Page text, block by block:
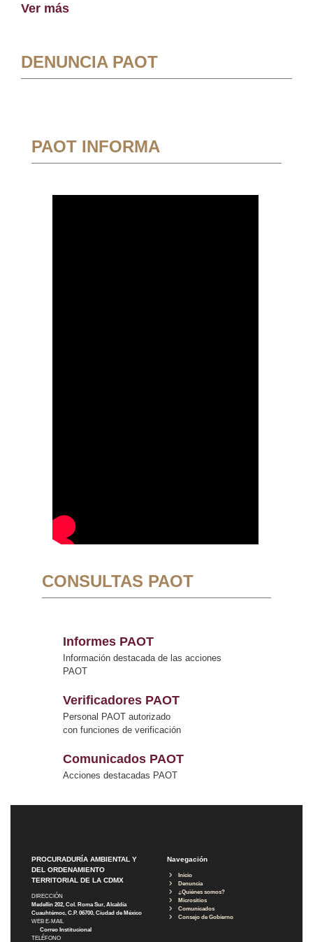
Ver más
DENUNCIA PAOT
PAOT INFORMA
CONSULTAS PAOT
Informes PAOT
Información destacada de las acciones
PAOT
Verificadores PAOT
Personal PAOT autorizado
con funciones de verificación
Comunicados PAOT
Acciones destacadas PAOT
PROCURADURÍA AMBIENTAL Y
DEL ORDENAMIENTO
TERRITORIAL DE LA CDMX
DIRECCIÓN
Medellín 202, Col. Roma Sur, Alcaldía
Cuauhtémoc, C.P. 06700, Ciudad de México
WEB E-MAIL
Correo Institucional
TELÉFONO
Navegación
Inicio
Denuncia
¿Quiénes somos?
Micrositios
Comunicados
Consejo de Gobierno